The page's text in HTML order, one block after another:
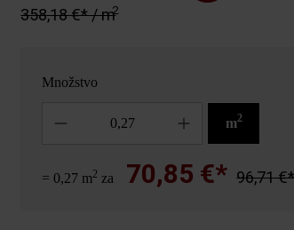
358,18 €* / m2
Množstvo
m2
= 0,27 m2 za 70,85 €* 96,71 €*